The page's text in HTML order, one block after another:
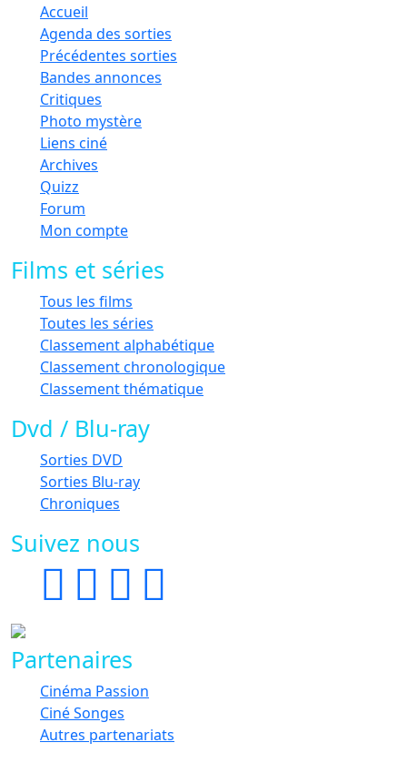
Accueil
Agenda des sorties
Précédentes sorties
Bandes annonces
Critiques
Photo mystère
Liens ciné
Archives
Quizz
Forum
Mon compte
Films et séries
Tous les films
Toutes les séries
Classement alphabétique
Classement chronologique
Classement thématique
Dvd / Blu-ray
Sorties DVD
Sorties Blu-ray
Chroniques
Suivez nous
Partenaires
Cinéma Passion
Ciné Songes
Autres partenariats